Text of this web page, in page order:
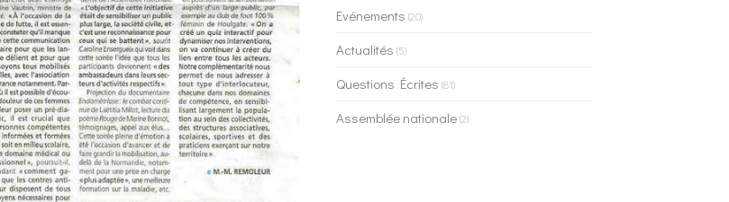
Evénements (20)
Actualités (5)
Questions Écrites (81)
Assemblée nationale(2)